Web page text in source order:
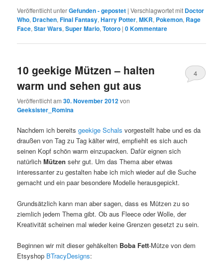
Veröffentlicht unterGefunden - gepostet |Verschlagwortet mit Doctor
Who, Drachen,Final Fantasy,Harry Potter,MKR, Pokemon, Rage
Face,Star Wars,Super Mario,Totoro |0 Kommentare
10 geekige Mützen – halten
warm und sehen gut aus
Veröffentlicht am30. November 2012von
Geeksister_Romina
4
Nachdem ich bereitsgeekige Schals vorgestellt habe und es da
draußen von Tag zu Tag kälter wird, empfiehlt es sich auch
seinen Kopf schön warm einzupacken. Dafür eignen sich
natürlichMützen sehr gut. Um das Thema aber etwas
interessanter zu gestalten habe ich mich wieder auf die Suche
gemacht und ein paar besondere Modelle herausgepickt.
Grundsätzlich kann man aber sagen, dass es Mützen zu so
ziemlich jedem Thema gibt. Ob aus Fleece oder Wolle, der
Kreativität scheinen mal wieder keine Grenzen gesetzt zu sein.
Beginnen wir mit dieser gehäkelten Boba Fett-Mütze von dem
Etsyshop BTracyDesigns: